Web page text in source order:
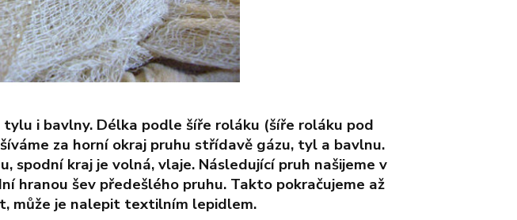
i bavlny. Délka podle šíře roláku (šíře roláku pod
za horní okraj pruhu střídavě gázu, tyl a bavlnu.
spodní kraj je volná, vlaje. Následující pruh našijeme v
hranou šev předešlého pruhu. Takto pokračujeme až
může je nalepit textilním lepidlem.